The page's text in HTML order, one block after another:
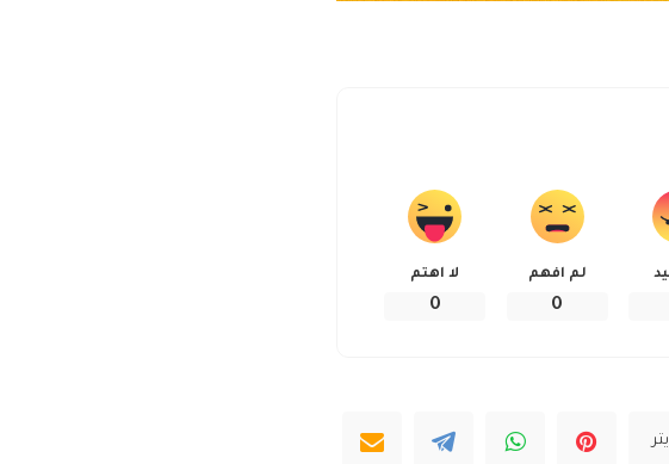
لم افهم
0
لا اهتم
0